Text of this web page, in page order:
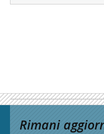
Rimani